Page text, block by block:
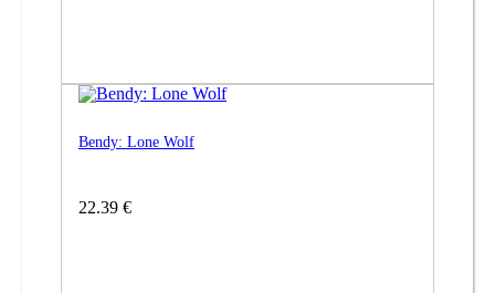
Bendy: Lone Wolf
22.39 €